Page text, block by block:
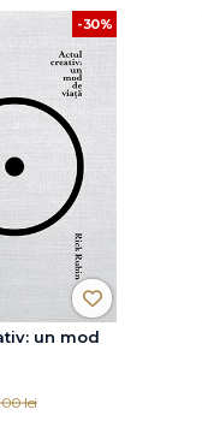
-30%
un mod
lei